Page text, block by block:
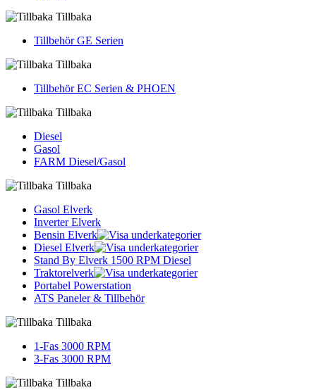
Tillbaka
Tillbehör GE Serien
Tillbaka
Tillbehör EC Serien & PHOEN
Tillbaka
Diesel
Gasol
FARM Diesel/Gasol
Tillbaka
Gasol Elverk
Inverter Elverk
Bensin Elverk
Diesel Elverk
Stand By Elverk 1500 RPM Diesel
Traktorelverk
Portabel Powerstation
ATS Paneler & Tillbehör
Tillbaka
1-Fas 3000 RPM
3-Fas 3000 RPM
Tillbaka